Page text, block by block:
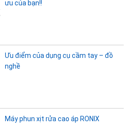
ưu của bạn!!
Ưu điểm của dụng cụ cầm tay – đồ
nghề
Máy phun xịt rửa cao áp RONIX